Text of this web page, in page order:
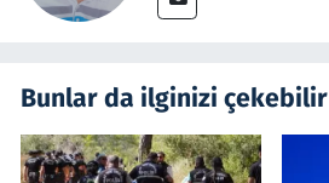
Bunlar da ilginizi çekebilir